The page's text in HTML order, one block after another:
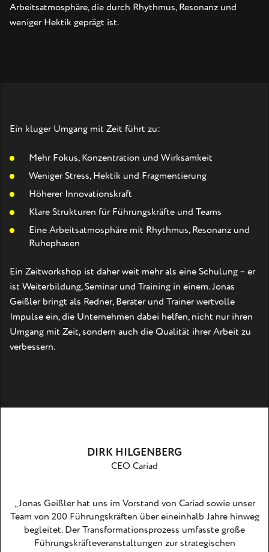
Arbeitsatmosphäre, die durch Rhythmus, Resonanz und
weniger Hektik geprägt ist.
Ein kluger Umgang mit Zeit führt zu:
Mehr Fokus, Konzentration und Wirksamkeit
Weniger Stress, Hektik und Fragmentierung
Höherer Innovationskraft
Klare Strukturen für Führungskräfte und Teams
Eine Arbeitsatmosphäre mit Rhythmus, Resonanz und
Ruhephasen
Ein Zeitworkshop ist daher weit mehr als eine Schulung – er
ist Weiterbildung, Seminar und Training in einem. Jonas
Geißler bringt als Redner, Berater und Trainer wertvolle
Impulse ein, die Unternehmen dabei helfen, nicht nur ihren
Umgang mit Zeit, sondern auch die Qualität ihrer Arbeit zu
verbessern.
DIRK HILGENBERG
CEO Cariad
„Jonas Geißler hat uns im Vorstand von Cariad sowie unser
Team von 200 Führungskräften über eineinhalb Jahre hinweg
begleitet. Der Transformationsprozess umfasste große
Führungskräfteveranstaltungen zur strategischen